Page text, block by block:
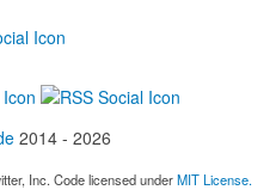
2014 - 2026
Inc. Code licensed underMIT License.